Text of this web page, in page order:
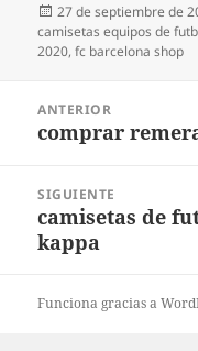
Publicado
el
27 de septiembre de
camisetas equipos de
2020,fc barcelona shop
entradas
ANTERIOR
Entrada
comprar
SIGUIENTE
Entrada
siguiente:
camisetas de
kappa
Funciona gracias a